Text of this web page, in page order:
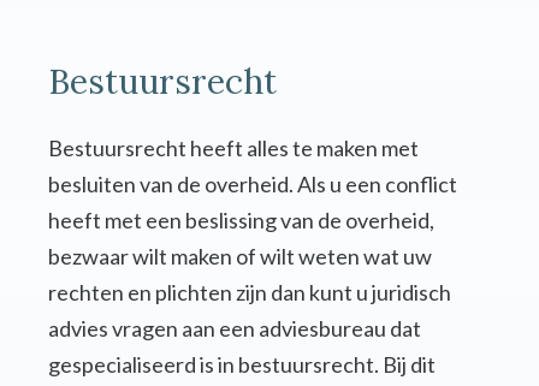
Bestuursrecht
Bestuursrecht heeft alles te maken met
besluiten van de overheid. Als u een conflict
heeft met een beslissing van de overheid,
bezwaar wilt maken of wilt weten wat uw
rechten en plichten zijn dan kunt u juridisch
advies vragen aan een adviesbureau dat
gespecialiseerd is in bestuursrecht. Bij dit